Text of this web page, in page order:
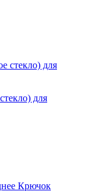
для